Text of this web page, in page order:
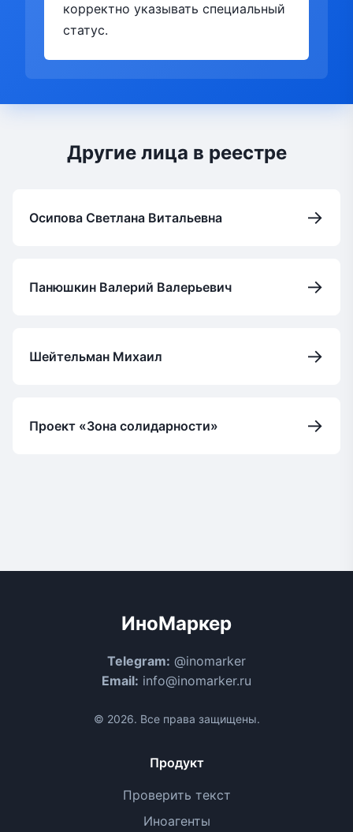
корректно указывать специальный
статус.
Другие лица в реестре
Осипова Светлана Витальевна →
Панюшкин Валерий Валерьевич →
Шейтельман Михаил →
Проект «Зона солидарности» →
ИноМаркер
Telegram: @inomarker
Email: info@inomarker.ru
© 2026. Все права защищены.
Продукт
Проверить текст
Иноагенты